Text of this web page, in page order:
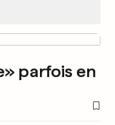
parfois en